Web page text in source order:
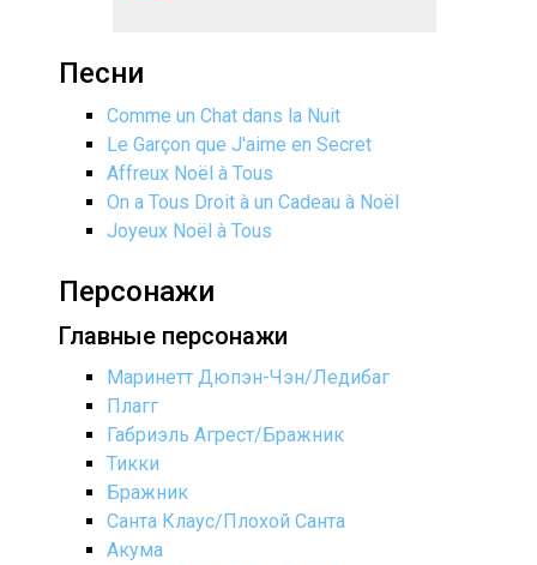
Песни
Comme un Chat dans la Nuit
Le Garçon que J'aime en Secret
Affreux Noël à Tous
On a Tous Droit à un Cadeau à Noël
Joyeux Noël à Tous
Персонажи
Главные персонажи
Маринетт Дюпэн-Чэн/Ледибаг
Плагг
Габриэль Агрест/Бражник
Тикки
Бражник
Санта Клаус/Плохой Санта
Акума